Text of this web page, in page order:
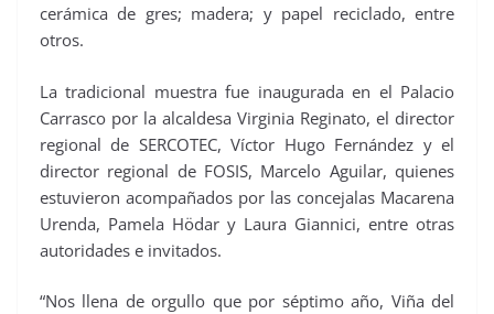
cerámica de gres; madera; y papel reciclado, entre
otros.
La tradicional muestra fue inaugurada en el Palacio
Carrasco por la alcaldesa Virginia Reginato, el director
regional de SERCOTEC, Víctor Hugo Fernández y el
director regional de FOSIS, Marcelo Aguilar, quienes
estuvieron acompañados por las concejalas Macarena
Urenda, Pamela Hödar y Laura Giannici, entre otras
autoridades e invitados.
“Nos llena de orgullo que por séptimo año, Viña del